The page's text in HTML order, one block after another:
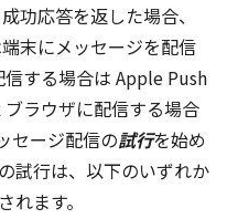
功応答を返した場合、
末にメッセージを配信
する場合は Apple Push
ラウザに配信する場合
セージ配信の試行を始め
試行は、以下のいずれか
ます。